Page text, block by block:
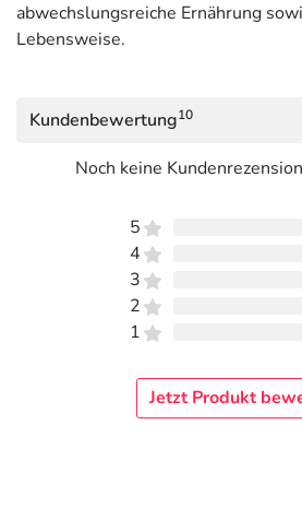
abwechslungsreiche Ernährung
Lebensweise.
Kundenbewertung10
Noch keine
5
4
3
2
1
Jetzt Produkt